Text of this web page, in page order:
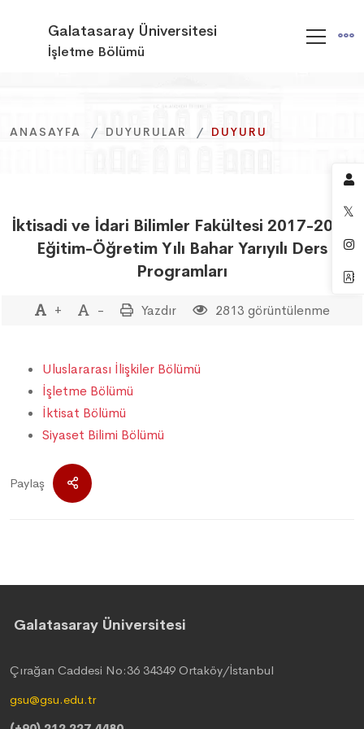
Galatasaray Üniversitesi
İşletme Bölümü
ANASAYFA DUYURULAR DUYURU
ANASAYFA DUYURULAR DUYURU
ANASAYFA DUYURULAR DUYURU
İktisadi ve İdari Bilimler Fakültesi 2017-2018
Eğitim-Öğretim Yılı Bahar Yarıyılı Ders
Programları
+ - Yazdır 2813 görüntülenme
Uluslararası İlişkiler Bölümü
İşletme Bölümü
İktisat Bölümü
Siyaset Bilimi Bölümü
Paylaş
Galatasaray Üniversitesi
Çırağan Caddesi No:36 34349 Ortaköy/İstanbul
gsu@gsu.edu.tr